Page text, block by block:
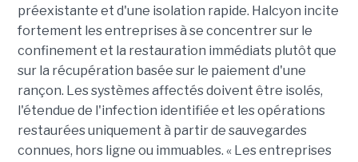
préexistante et d'une isolation rapide. Halcyon incite
fortement les entreprises à se concentrer sur le
confinement et la restauration immédiats plutôt que
sur la récupération basée sur le paiement d'une
rançon. Les systèmes affectés doivent être isolés,
l'étendue de l'infection identifiée et les opérations
restaurées uniquement à partir de sauvegardes
connues, hors ligne ou immuables. « Les entreprises